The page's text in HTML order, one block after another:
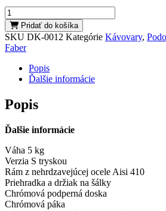
množstvo
Total
Inox
Pridať do košíka
SKU DK-0012 Kategórie Kávovary,
Faber
Popis
Ďalšie informácie
Popis
Ďalšie informácie
Váha 5 kg
Verzia S tryskou
Rám z nehrdzavejúcej ocele Aisi 410
Priehradka a držiak na šálky
Chrómová podperná doska
Chrómová páka